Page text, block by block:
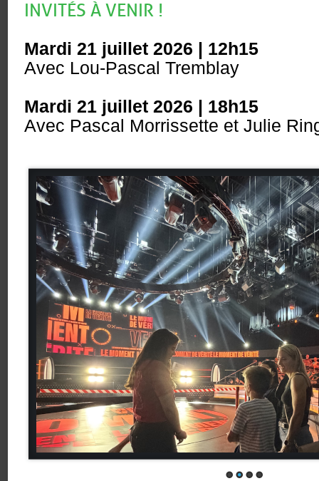
INVITÉS À VENIR !
Mardi 21 juillet 2026
| 12h15
Avec Lou-Pascal Tremblay
Mardi 21 juillet 2026
| 18h15
Avec Pascal Morrissette et Julie